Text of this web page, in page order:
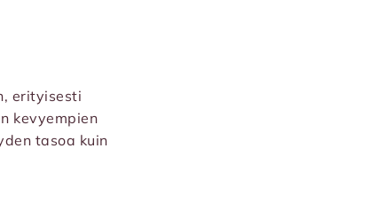
erityisesti
kevyempien
tasoa kuin